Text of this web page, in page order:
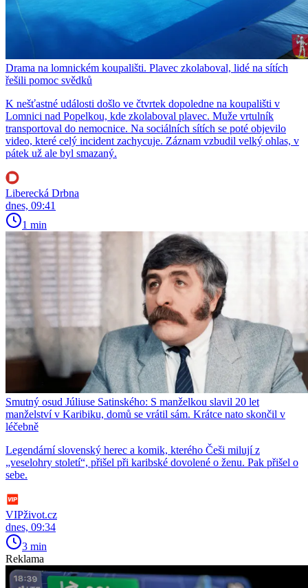
Drama na lomnickém koupališti. Plavec zkolaboval, lidé na sítích
řešili pomoc svědků
K nešťastné události došlo ve čtvrtek dopoledne na koupališti v
Lomnici nad Popelkou, kde zkolaboval plavec. Muže vrtulník
transportoval do nemocnice. Na sociálních sítích se poté objevilo
video, které celý incident zachycuje. Záznam vzbudil velký ohlas, v
pátek už ale byl smazaný.
Liberecká Drbna
dnes, 09:41
1 min
Smutný osud Júliuse Satinského: S manželkou slavil 20 let
manželství v Karibiku, domů se vrátil sám. Krátce nato skončil v
léčebně
Legendární slovenský herec a komik, kterého Češi milují z
„veselohry století“, přišel při karibské dovolené o ženu. Pak přišel o
sebe.
VIPživot.cz
dnes, 09:34
3 min
Reklama